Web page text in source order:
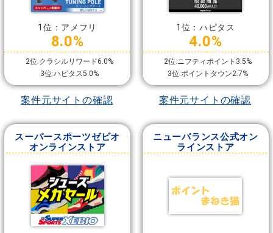
1位：アメフリ
8.0%
2位:クラシルリワード6.0%
3位:ハピタス5.0%
案件元サイトの確認
1位：ハピタス
4.0%
2位:ニフティポイント3.5%
3位:ポイントタウン2.7%
案件元サイトの確認
スーパースポーツゼビオ
オンラインストア
ニューバランス公式オン
ラインストア